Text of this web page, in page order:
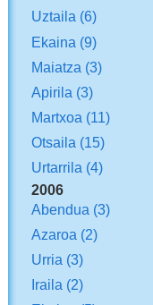
Uztaila (6)
Ekaina (9)
Maiatza (3)
Apirila (3)
Martxoa (11)
Otsaila (15)
Urtarrila (4)
2006
Abendua (3)
Azaroa (2)
Urria (3)
Iraila (2)